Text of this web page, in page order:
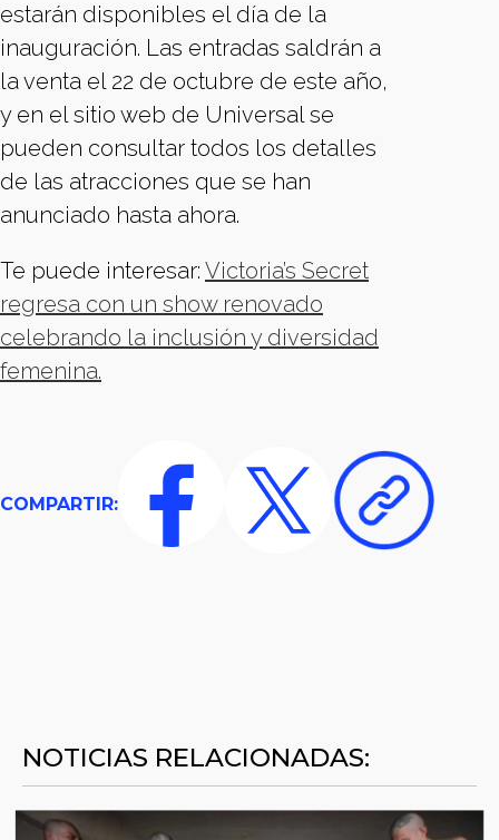
estarán disponibles el día de la
inauguración. Las entradas saldrán a
la venta el 22 de octubre de este año,
y en el sitio web de Universal se
pueden consultar todos los detalles
de las atracciones que se han
anunciado hasta ahora.
Te puede interesar: Victoria’s Secret
regresa con un show renovado
celebrando la inclusión y diversidad
femenina.
COMPARTIR:
NOTICIAS RELACIONADAS: